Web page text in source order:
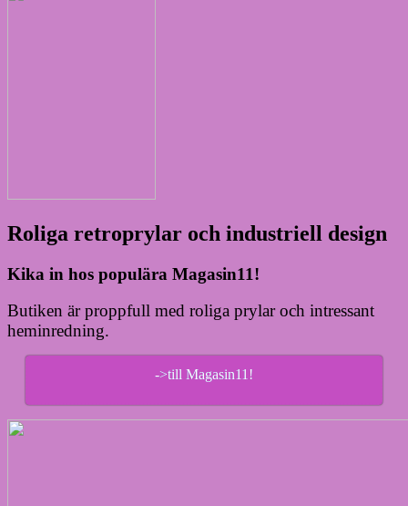
Roliga retroprylar och industriell design
Kika in hos populära Magasin11!
Butiken är proppfull med roliga prylar och intressant
heminredning.
->till Magasin11!